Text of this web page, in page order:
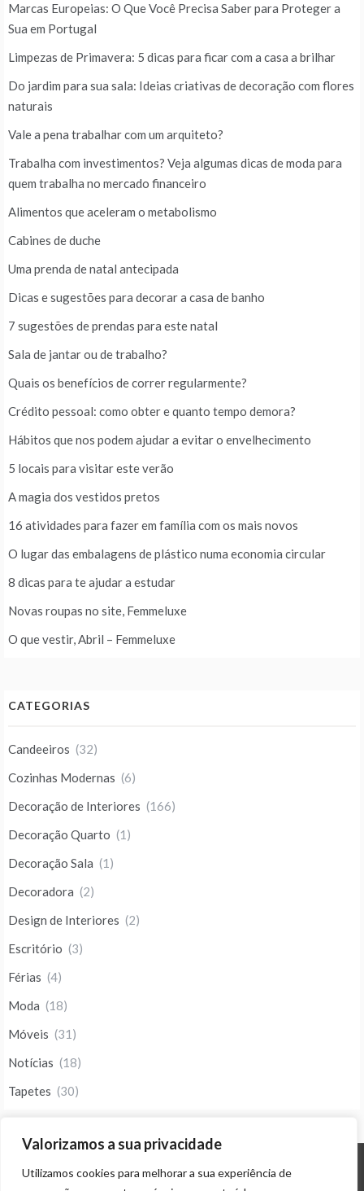
Valorizamos a sua privacidade
Utilizamos cookies para melhorar a sua experiência de
Marcas Europeias: O Que Você Precisa Saber para Proteger a
Sua em Portugal
Limpezas de Primavera: 5 dicas para ficar com a casa a brilhar
Do jardim para sua sala: Ideias criativas de decoração com flores
naturais
Vale a pena trabalhar com um arquiteto?
Trabalha com investimentos? Veja algumas dicas de moda para
quem trabalha no mercado financeiro
Alimentos que aceleram o metabolismo
Cabines de duche
Uma prenda de natal antecipada
Dicas e sugestões para decorar a casa de banho
7 sugestões de prendas para este natal
Sala de jantar ou de trabalho?
Quais os benefícios de correr regularmente?
Crédito pessoal: como obter e quanto tempo demora?
Hábitos que nos podem ajudar a evitar o envelhecimento
5 locais para visitar este verão
A magia dos vestidos pretos
16 atividades para fazer em família com os mais novos
O lugar das embalagens de plástico numa economia circular
8 dicas para te ajudar a estudar
Novas roupas no site, Femmeluxe
O que vestir, Abril – Femmeluxe
CATEGORIAS
Candeeiros (32)
Cozinhas Modernas (6)
Decoração de Interiores (166)
Decoração Quarto (1)
Decoração Sala (1)
Decoradora (2)
Design de Interiores (2)
Escritório (3)
Férias (4)
Moda (18)
Móveis (31)
Notícias (18)
Tapetes (30)
© ALL RIGHTS RESERVED 2023 THEME: PROMOS BY